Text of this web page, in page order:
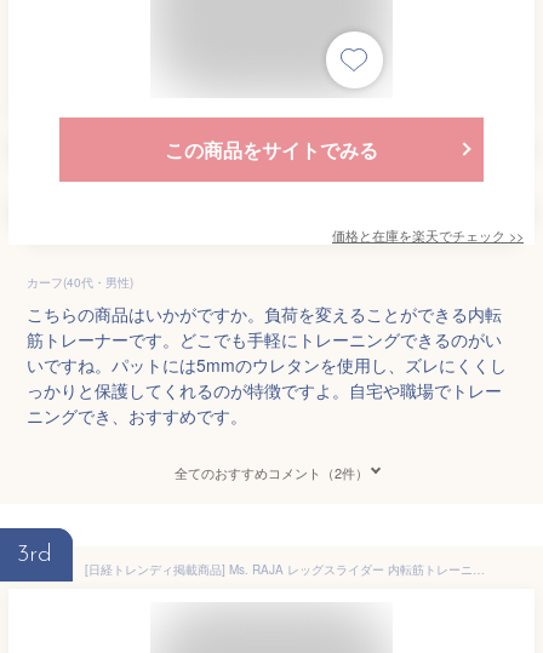
この商品をサイトでみる
価格と在庫を楽天でチェック >>
カーフ(40代・男性)
こちらの商品はいかがですか。負荷を変えることができる内転
筋トレーナーです。どこでも手軽にトレーニングできるのがい
いですね。パットには5mmのウレタンを使用し、ズレにくくし
っかりと保護してくれるのが特徴ですよ。自宅や職場でトレー
ニングでき、おすすめです。
全てのおすすめコメント（2件）
3rd
[日経トレンディ掲載商品] Ms. RAJA レッグスライダー 内転筋トレーニング 器具 デジタルカウント 内もも トレーニング器具 骨盤底筋 グッズ 内もも エクササイズ 骨盤底筋 鍛える グッズ 内もも 痩せ 内もも 筋 トレ グッズ 多機能運動クリップ レディース 宅トレ 家トレ